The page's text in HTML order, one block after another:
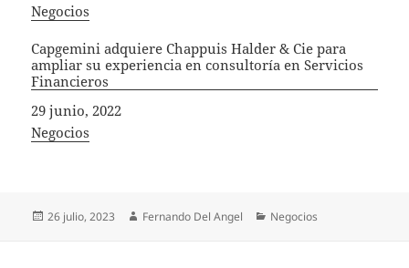
In relation to
Negocios
Capgemini adquiere Chappuis Halder & Cie para
ampliar su experiencia en consultoría en Servicios
Financieros
Fecha
29 junio, 2022
In relation to
Negocios
Publicado
26 julio, 2023 Autor
Fernando Del Angel Categorías
Negocios